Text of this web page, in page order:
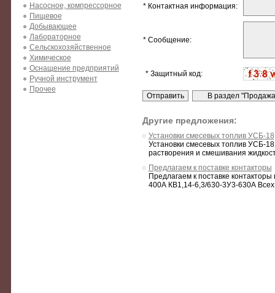
Насосное, компрессорное
Пищевое
Добывающее
Лабораторное
Сельскохозяйственное
Химическое
Оснащение предприятий
Ручной инструмент
Прочее
* Контактная информация:
* Сообщение:
* Защитный код:
Другие предложения:
Установки смесевых топлив УСБ-
Установки смесевых топлив УСБ-
растворения и смешивания
Предлагаем к поставке контакторы
Предлагаем к поставке
400А КВ1,14-6,3/630-3У3-630А